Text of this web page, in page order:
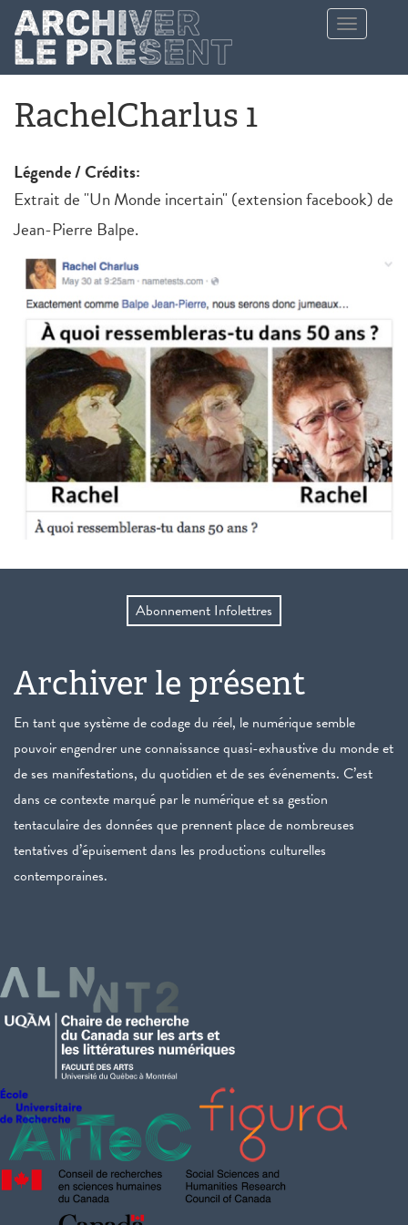
Aller au contenu principal
Toggle
navigation
RachelCharlus 1
Légende / Crédits:
Extrait de "Un Monde incertain" (extension facebook) de
Jean-Pierre Balpe.
Abonnement Infolettres
Archiver le présent
En tant que système de codage du réel, le numérique semble
pouvoir engendrer une connaissance quasi-exhaustive du monde et
de ses manifestations, du quotidien et de ses événements. C’est
dans ce contexte marqué par le numérique et sa gestion
tentaculaire des données que prennent place de nombreuses
tentatives d’épuisement dans les productions culturelles
contemporaines.